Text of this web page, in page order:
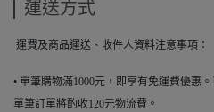
運送方式
運費及商品運送、收件人資料注意事項：
• 單筆購物滿1000元，即享有免運費優惠
單筆訂單將酌收120元物流費。